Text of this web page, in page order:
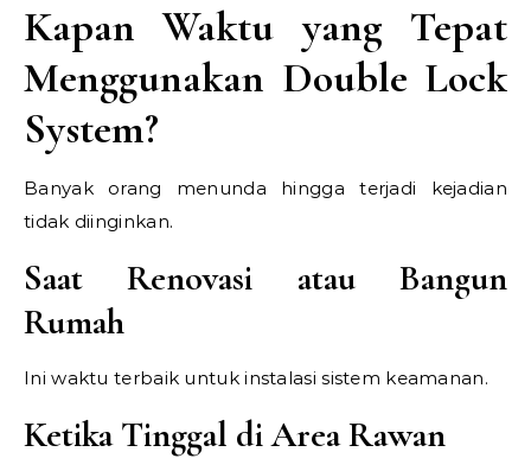
Kapan Waktu yang Tepat
Menggunakan Double Lock
System?
Banyak orang menunda hingga terjadi kejadian
tidak diinginkan.
Saat Renovasi atau Bangun
Rumah
Ini waktu terbaik untuk instalasi sistem keamanan.
Ketika Tinggal di Area Rawan